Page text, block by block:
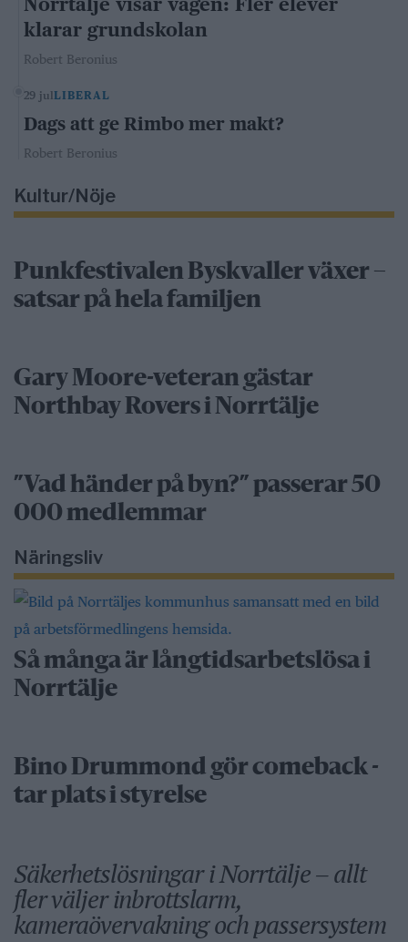
klarar grundskolan
Robert Beronius
29 julLIBERAL
Dags att ge Rimbo mer makt?
Robert Beronius
Kultur/Nöje
Punkfestivalen Byskvaller växer –
satsar på hela familjen
Gary Moore-veteran gästar
Northbay Rovers i Norrtälje
”Vad händer på byn?” passerar 50
000 medlemmar
Näringsliv
Så många är långtidsarbetslösa i
Norrtälje
Bino Drummond gör comeback -
tar plats i styrelse
Säkerhetslösningar i Norrtälje – allt
fler väljer inbrottslarm,
kameraövervakning och passersystem